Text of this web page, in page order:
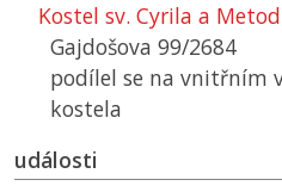
Kostel sv. Cyrila a
Gajdošova 99/2684
podílel se na vnitřním
kostela
události